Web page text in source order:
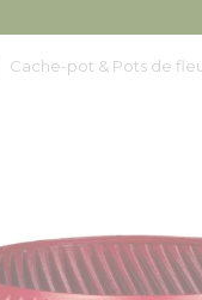
Cache-pot & Pots de